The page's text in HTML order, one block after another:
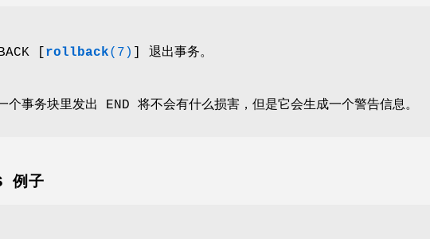
[ rollback(7) ] 退出事务。
个事务块里发出 END 将不会有什么损害，但是它会生成一个警告信息。
例子